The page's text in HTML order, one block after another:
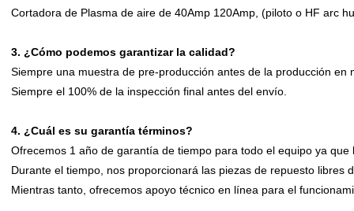
Cortadora de Plasma de aire de 40Amp 120Amp, (piloto o HF arc
3. ¿Cómo podemos garantizar la calidad?
Siempre una muestra de pre-producción antes de la producción en
Siempre el 100% de la inspección final antes del envío.
4. ¿Cuál es su garantía términos?
Ofrecemos 1 año de garantía de tiempo para todo el equipo ya que
Durante el tiempo, nos proporcionará las piezas de repuesto libres
Mientras tanto, ofrecemos apoyo técnico en línea para el